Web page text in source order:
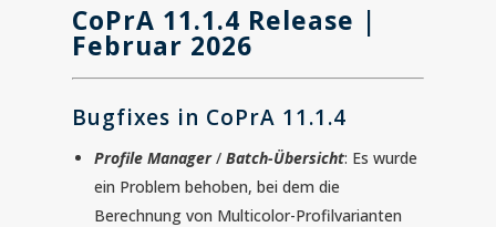
CoPrA 11.1.4 Release |
Februar 2026
Bugfixes in CoPrA 11.1.4
Profile Manager/ Batch-Übersicht: Es wurde
ein Problem behoben, bei dem die
Berechnung von Multicolor-Profilvarianten